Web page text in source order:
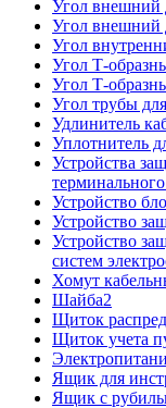
Угол внешний
Угол внешний
Угол
Угол Т-
Угол Т-
Угол трубы
Удлинитель
Уплотнитель
Устройства
Устройство
Устройство
Устройство
систем
Хомут
Шайба2
Щиток
Щиток учета
Ящик для
Ящик с